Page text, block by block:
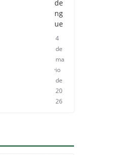
de
ng
ue
4
de
ma
io
de
20
26